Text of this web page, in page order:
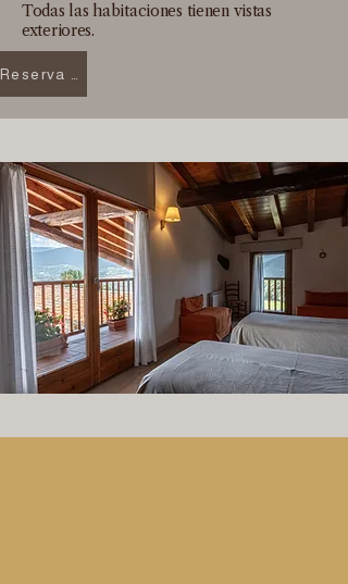
Todas las habitaciones tienen vistas
exteriores.